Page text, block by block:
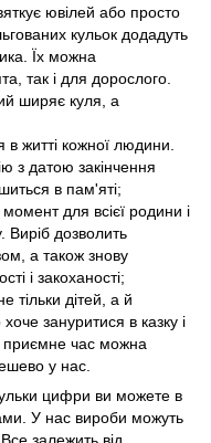
ювілей або просто
кульок додадуть
Їх можна
так і для дорослого.
ширяє куля, а
житті кожної людини.
з датою закінчення
в пам'яті;
для всієї родини і
Виріб дозволить
а також знову
і закоханості;
тільки дітей, а й
зануритися в казку і
приємне час можна
у нас.
цифри ви можете в
У нас вироби можуть